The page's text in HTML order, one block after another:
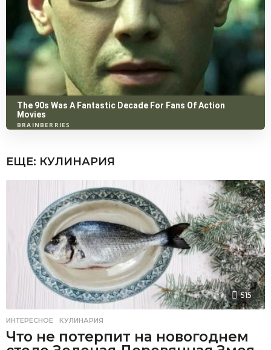
ЕЩЕ: КУЛИНАРИЯ
515
ИНТЕРЕСНОЕ ,КУЛИНАРИЯ
Что не потерпит на новогоднем